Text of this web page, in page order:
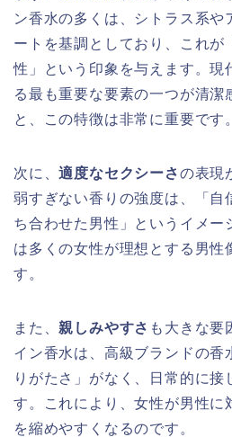
ン香水の多くは、シトラス系や
ートを基調としており、これが
性」という印象を与えます。現
る最も重要な要素の一つが清潔
と、この特徴は非常に重要です。
次に、適度なセクシーさの表現
弱すぎない香りの強度は、「自
ち合わせた男性」というイメー
は多くの女性が理想とする男性
す。
また、親しみやすさ も大きな要
イン香水は、高級ブランドの香
りがたさ」がなく、日常的に接
す。これにより、女性が男性に
を縮めやすくなるのです。